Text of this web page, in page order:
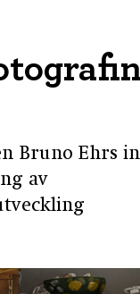
Bruno Ehrs in
av